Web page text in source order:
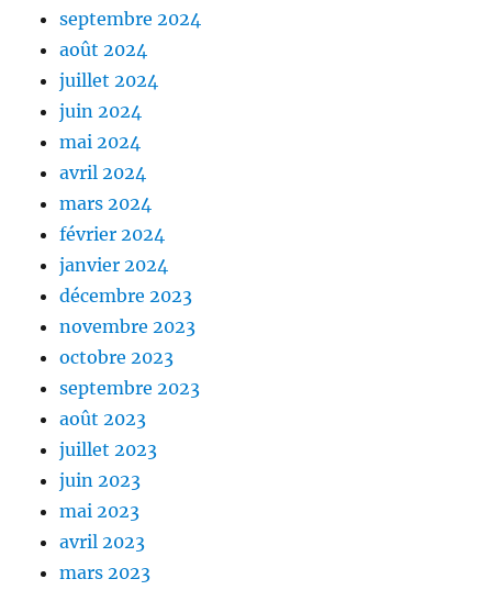
septembre 2024
août 2024
juillet 2024
juin 2024
mai 2024
avril 2024
mars 2024
février 2024
janvier 2024
décembre 2023
novembre 2023
octobre 2023
septembre 2023
août 2023
juillet 2023
juin 2023
mai 2023
avril 2023
mars 2023